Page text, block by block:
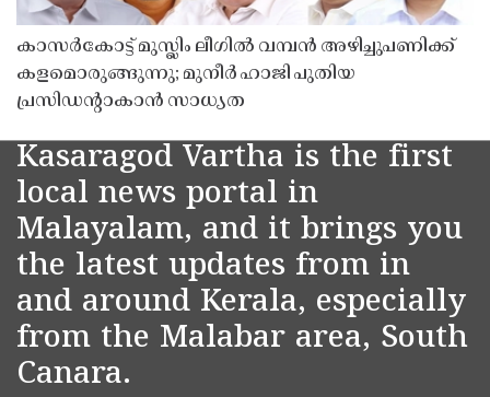
കാസർകോട്ട് മുസ്ലിം ലീഗിൽ വമ്പൻ അഴിച്ചുപണിക്ക്
കളമൊരുങ്ങുന്നു; മുനീർ ഹാജി പുതിയ
പ്രസിഡൻ്റാകാൻ സാധ്യത
Kasaragod Vartha is the first
local news portal in
Malayalam, and it brings you
the latest updates from in
and around Kerala, especially
from the Malabar area, South
Canara.